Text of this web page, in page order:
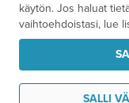
käytön. Jos haluat
vaihtoehdoistasi, lue
SALLI